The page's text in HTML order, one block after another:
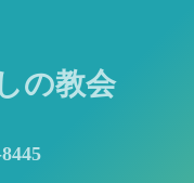
の教会